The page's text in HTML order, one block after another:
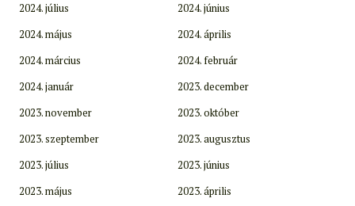
2024. július
2024. június
2024. május
2024. április
2024. március
2024. február
2024. január
2023. december
2023. november
2023. október
2023. szeptember
2023. augusztus
2023. július
2023. június
2023. május
2023. április